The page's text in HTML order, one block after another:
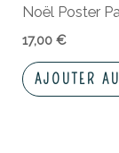
Noël Poster
17,00€
AJOUTER